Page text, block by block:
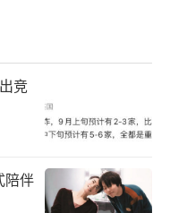
竞
陪伴